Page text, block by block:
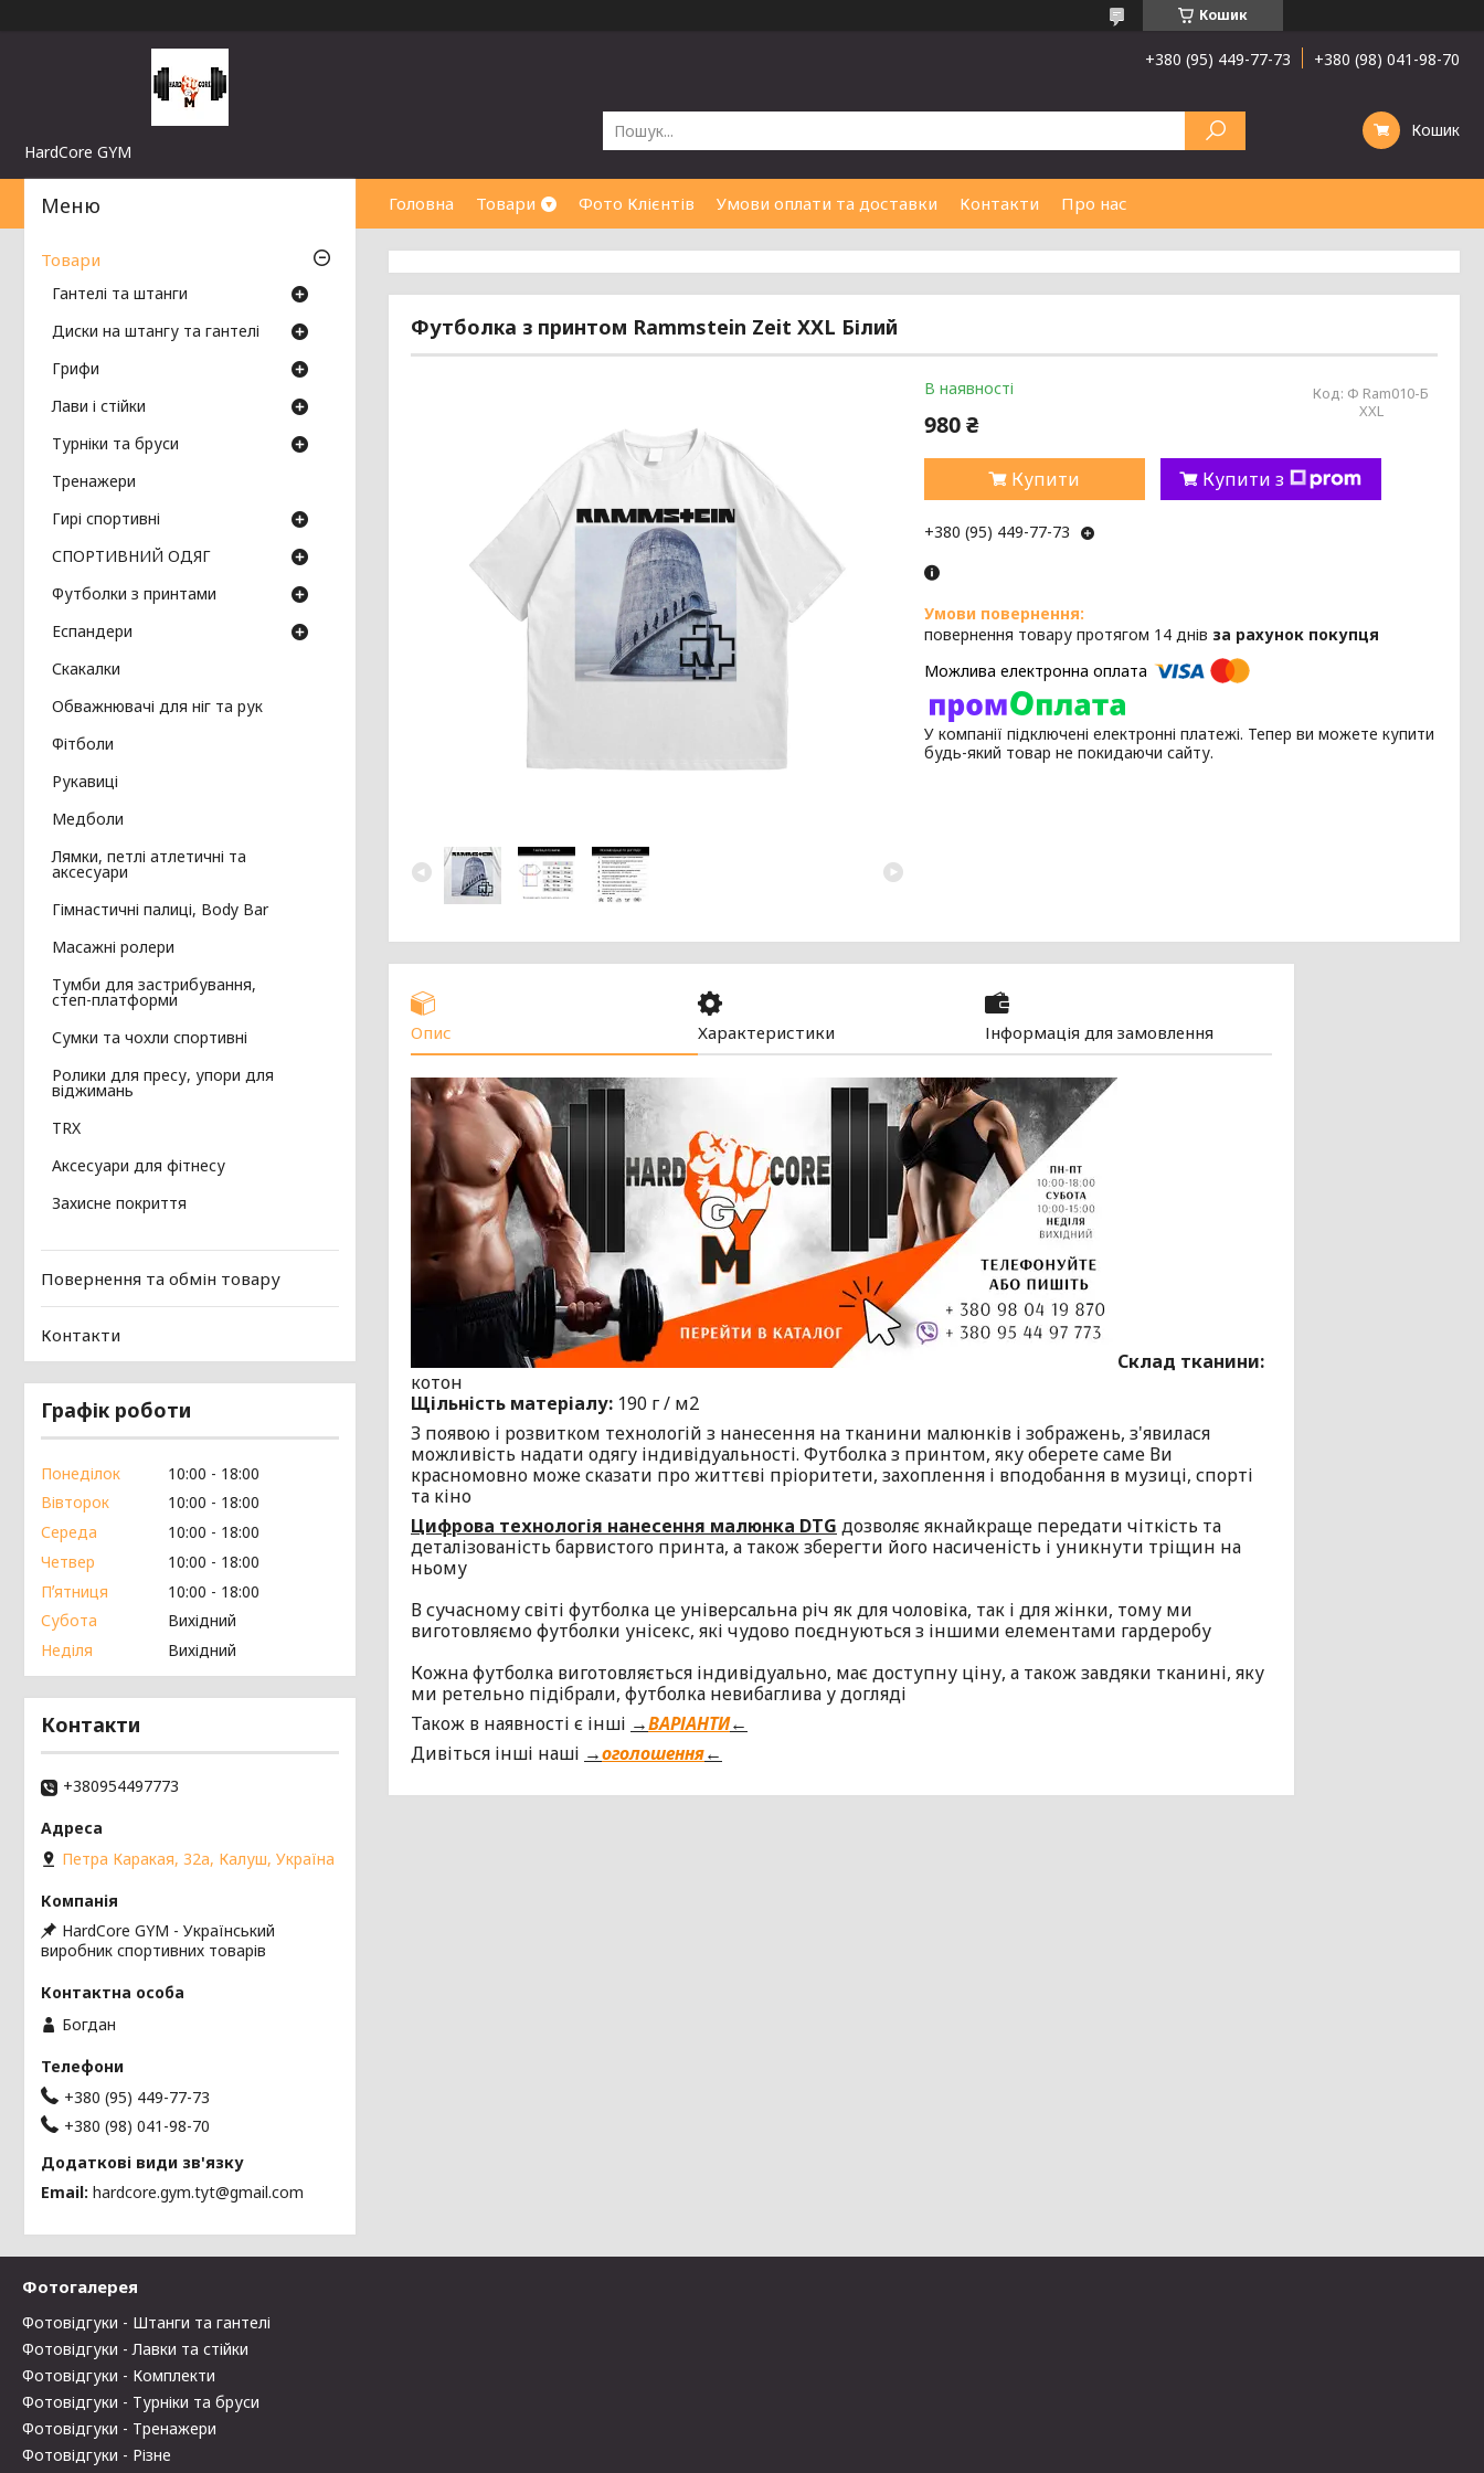
Кошик
HardCore GYM
+380 (95) 449-77-73 +380 (98) 041-98-70
Кошик
Головна Товари Фото Клієнтів Умови оплати та доставки Контакти Про нас
Футболка з принтом Rammstein Zeit XXL Білий
В наявності Код: Ф Ram010-Б
XXL
980 ₴
Купити Купити з
+380 (95) 449-77-73
повернення товару протягом 14 днів за рахунок покупця
У компанії підключені електронні платежі. Тепер ви можете купити
будь-який товар не покидаючи сайту.
Опис Характеристики Інформація для замовлення
Склад тканини:
котон
Щільність матеріалу: 190 г / м2
З появою і розвитком технологій з нанесення на тканини малюнків і зображень, з'явилася
можливість надати одягу індивідуальності. Футболка з принтом, яку оберете саме Ви
красномовно може сказати про життєві пріоритети, захоплення і вподобання в музиці, спорті
та кіно
Цифрова технологія нанесення малюнка DTG дозволяє якнайкраще передати чіткість та
деталізованість барвистого принта, а також зберегти його насиченість і уникнути тріщин на
ньому
В сучасному світі футболка це універсальна річ як для чоловіка, так і для жінки, тому ми
виготовляємо футболки унісекс, які чудово поєднуються з іншими елементами гардеробу
Кожна футболка виготовляється індивідуально, має доступну ціну, а також завдяки тканині, яку
ми ретельно підібрали, футболка невибаглива у догляді
Також в наявності є інші →ВАРІАНТИ←
Дивіться інші наші →оголошення←
Товари
Гантелі та штанги
Диски на штангу та гантелі
Грифи
Лави і стійки
Турніки та бруси
Тренажери
Гирі спортивні
СПОРТИВНИЙ ОДЯГ
Футболки з принтами
Еспандери
Скакалки
Обважнювачі для ніг та рук
Фітболи
Рукавиці
Медболи
Лямки, петлі атлетичні та
аксесуари
Гімнастичні палиці, Body Bar
Масажні ролери
Тумби для застрибування,
степ-платформи
Сумки та чохли спортивні
Ролики для пресу, упори для
віджимань
TRX
Аксесуари для фітнесу
Захисне покриття
Повернення та обмін товару
Контакти
Графік роботи
Понеділок 10:00
18:00
Вівторок
10:00
18:00
Середа
10:00
18:00
Четвер
10:00
18:00
Пʼятниця
10:00
18:00
Субота
Вихідний
Неділя
Вихідний
Контакти
+380954497773
Петра Каракая, 32а, Калуш, Україна
HardCore GYM - Український
виробник спортивних товарів
Богдан
+380 (95) 449-77-73
+380 (98) 041-98-70
Email hardcore.gym.tyt@gmail.com
Фотогалерея
Фотовідгуки - Штанги та гантелі
Фотовідгуки - Лавки та стійки
Фотовідгуки - Комплекти
Фотовідгуки - Турніки та бруси
Фотовідгуки - Тренажери
Фотовідгуки - Різне